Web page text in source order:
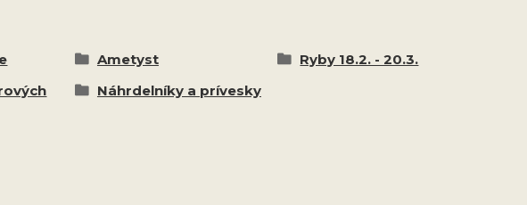
Ametyst
Ryby 18.2. - 20.3.
Náhrdelníky a prívesky